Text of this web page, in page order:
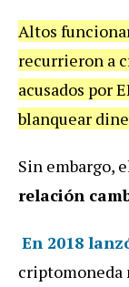
Altos
recurrieron a
acusados por
blanquear
Sin embargo,
relación
En 2018
criptomoneda